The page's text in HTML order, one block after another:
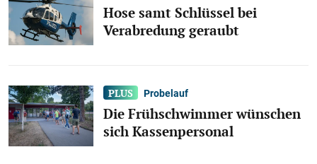
Hose samt Schlüssel bei
Verabredung geraubt
Probelauf
Die Frühschwimmer wünschen
sich Kassenpersonal